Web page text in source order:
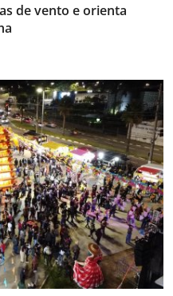
de vento e orienta